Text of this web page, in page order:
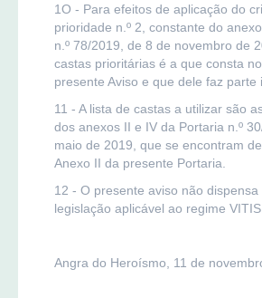
1O - Para efeitos de aplicação do
prioridade n.º 2, constante do
n.º 78/2019, de 8 de novembro de
castas prioritárias é a que consta
presente Aviso e que dele faz parte
11 - A lista de castas a utilizar são
dos anexos II e IV da Portaria n.º
maio de 2019, que se encontram
Anexo II da presente Portaria.
12 - O presente aviso não dispensa
legislação aplicável ao regime VITIS.
Angra do Heroísmo, 11 de